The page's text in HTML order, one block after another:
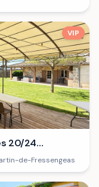
VIP
20/24
de-Fressengeas